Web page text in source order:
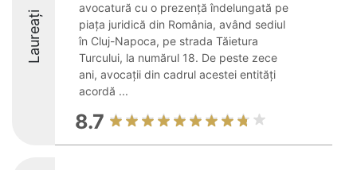
Laureați
avocatură cu o prezență îndelungată pe
piața juridică din România, având sediul
în Cluj-Napoca, pe strada Tăietura
Turcului, la numărul 18. De peste zece
ani, avocații din cadrul acestei entități
acordă ...
8.7